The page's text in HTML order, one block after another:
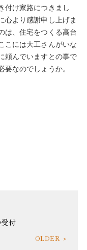
付け家路につきまし
心より感謝申し上げま
は、住宅をつくる高台
こには大工さんがいな
頼んでいますとの事で
なのでしょうか。
付